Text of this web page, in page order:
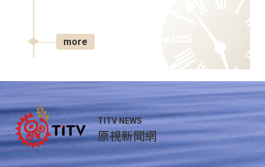
more
TITV NEWS
原視新聞網